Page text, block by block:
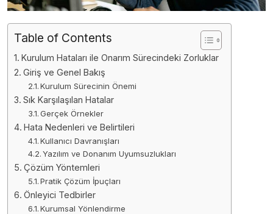
Table of Contents
Kurulum Hataları ile Onarım Sürecindeki Zorluklar
Giriş ve Genel Bakış
Kurulum Sürecinin Önemi
Sık Karşılaşılan Hatalar
Gerçek Örnekler
Hata Nedenleri ve Belirtileri
Kullanıcı Davranışları
Yazılım ve Donanım Uyumsuzlukları
Çözüm Yöntemleri
Pratik Çözüm İpuçları
Önleyici Tedbirler
Kurumsal Yönlendirme